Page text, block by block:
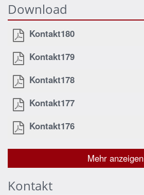
Download
Kontakt180
Kontakt179
Kontakt178
Kontakt177
Kontakt176
Mehr anzeigen
Kontakt